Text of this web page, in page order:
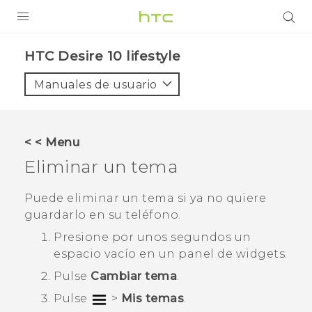
VIVE
AYUDA
HTC Devices & Accessories
Video Tutorials
HTC Desire 10 lifestyle‎
Manuales de usuario
< < Menu
Eliminar un tema
Puede eliminar un tema si ya no quiere
guardarlo en su teléfono.
Presione por unos segundos un
espacio vacío en un panel de widgets.
Pulse Cambiar tema.
Pulse
> Mis temas.